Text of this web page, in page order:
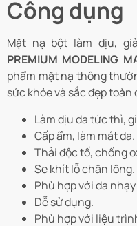
Công dụng
Mặt nạ bột làm dịu,
PREMIUM MODELING
phẩm mặt nạ thông
sức khỏe và sắc đẹp toàn
Làm dịu da tức thì,
Cấp ẩm, làm mát da.
Thải độc tố, chống
Se khít lỗ chân lông.
Phù hợp với da
Dễ sử dụng.
Phù hợp với liệu